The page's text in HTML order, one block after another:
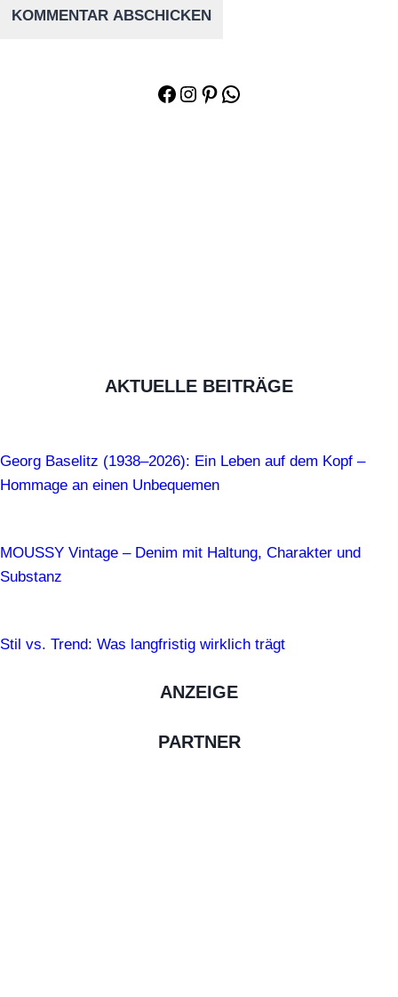
Facebook
Instagram
Pinterest
WhatsApp
AKTUELLE BEITRÄGE
Georg Baselitz (1938–2026): Ein Leben auf dem Kopf –
Hommage an einen Unbequemen
MOUSSY Vintage – Denim mit Haltung, Charakter und
Substanz
Stil vs. Trend: Was langfristig wirklich trägt
ANZEIGE
PARTNER